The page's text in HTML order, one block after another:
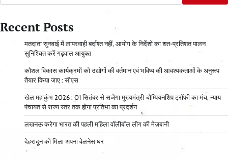
Recent Posts
मतदाता सुनवाई में लापरवाही बर्दाश्त नहीं, आयोग के निर्देशों का शत-प्रतिशत पालन
सुनिश्चित करें गढ़वाल आयुक्त
कौशल विकास कार्यक्रमों को उद्योगों की वर्तमान एवं भविष्य की आवश्यकताओं के अनुरूप
तैयार किया जाए : सीएस
खेल महाकुंभ 2026 : 01 सितंबर से सजेगा मुख्यमंत्री चौम्पियनशिप ट्रॉफी का मंच, न्याय
पंचायत से राज्य स्तर तक होगा प्रतिभा का प्रदर्शन
लखनऊ करेगा भारत की पहली महिला वॉलीबॉल लीग की मेज़बानी
देहरादून को मिला अपना वेलनेस घर